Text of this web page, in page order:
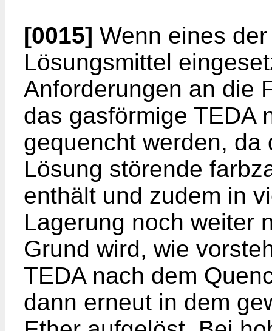
[0015] Wenn eines
Lösungsmittel
Anforderungen an die
das gasförmige TEDA
gequencht werden,
Lösung störende
enthält und zudem in
Lagerung noch weiter
Grund wird, wie
TEDA nach dem
dann erneut in dem